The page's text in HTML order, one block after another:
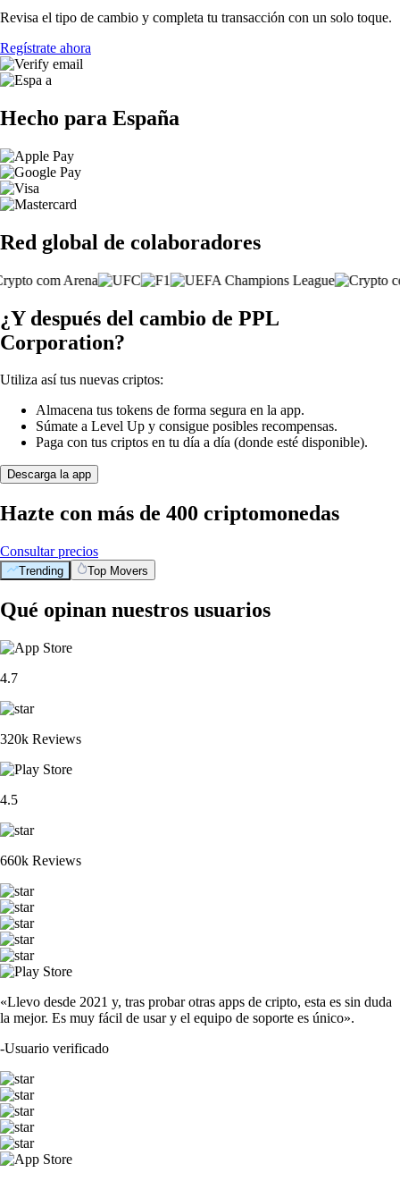
Revisa el tipo de cambio y completa tu transacción con un solo toque.
Regístrate ahora
Hecho para España
Red global de colaboradores
¿Y después del cambio de PPL
Corporation?
Utiliza así tus nuevas criptos:
Almacena tus tokens de forma segura en la app.
Súmate a Level Up y consigue posibles recompensas.
Paga con tus criptos en tu día a día (donde esté disponible).
Descarga la app
Hazte con más de 400 criptomonedas
Consultar precios
Trending Top Movers
Qué opinan nuestros usuarios
4.7
320k Reviews
4.5
660k Reviews
«Llevo desde 2021 y, tras probar otras apps de cripto, esta es sin duda
la mejor. Es muy fácil de usar y el equipo de soporte es único».
-Usuario verificado